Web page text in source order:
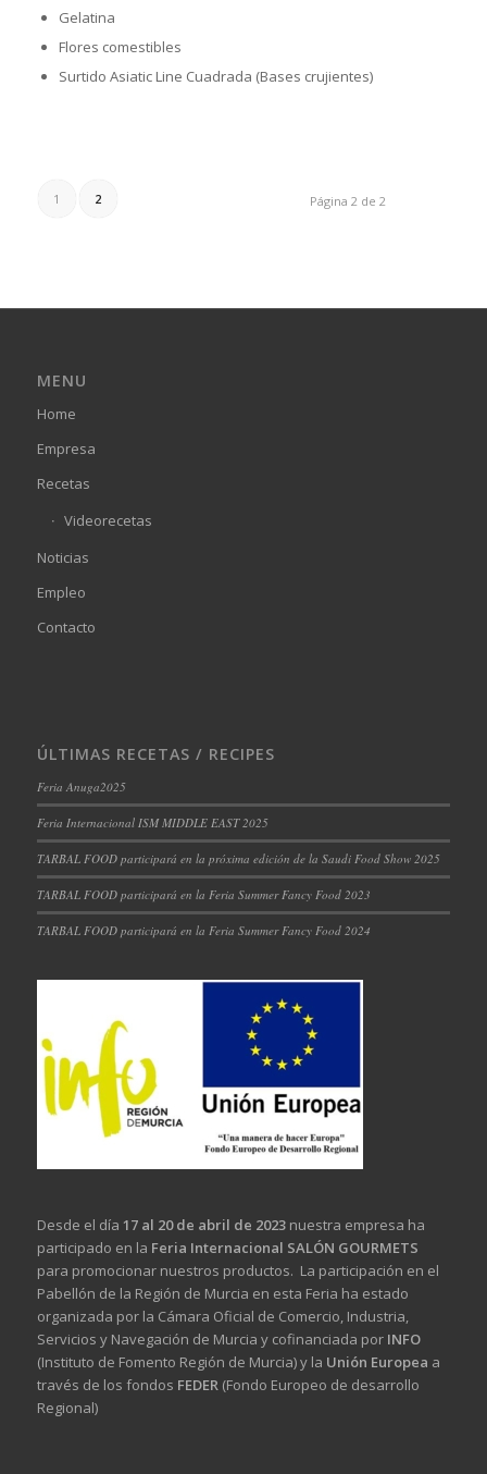
Gelatina
Flores comestibles
Surtido Asiatic Line Cuadrada (Bases crujientes)
Página 2 de 2
1 2
MENU
Home
Empresa
Recetas
Videorecetas
Noticias
Empleo
Contacto
ÚLTIMAS RECETAS / RECIPES
Feria Anuga2025
Feria Internacional ISM MIDDLE EAST 2025
TARBAL FOOD participará en la próxima edición de la Saudi Food Show 2025
TARBAL FOOD participará en la Feria Summer Fancy Food 2023
TARBAL FOOD participará en la Feria Summer Fancy Food 2024
Desde el día 17 al 20 de abril de 2023nuestra empresa ha
participado en la Feria Internacional SALÓN GOURMETS
para promocionar nuestros productos. La participación en el
Pabellón de la Región de Murcia en esta Feria ha estado
organizada por la Cámara Oficial de Comercio, Industria,
Servicios y Navegación de Murcia y cofinanciada por INFO
(Instituto de Fomento Región de Murcia) y la Unión Europea a
través de los fondos FEDER(Fondo Europeo de desarrollo
Regional)